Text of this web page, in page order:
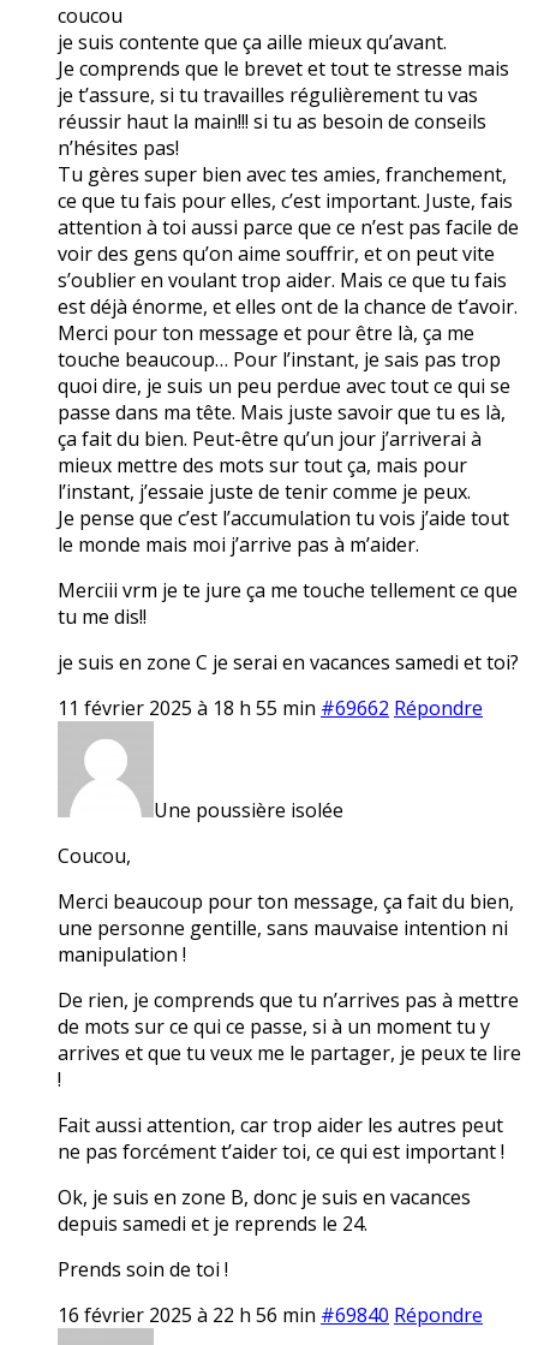
coucou
je suis contente que ça aille mieux qu’avant.
Je comprends que le brevet et tout te stresse mais
je t’assure, si tu travailles régulièrement tu vas
réussir haut la main!!! si tu as besoin de conseils
n’hésites pas!
Tu gères super bien avec tes amies, franchement,
ce que tu fais pour elles, c’est important. Juste, fais
attention à toi aussi parce que ce n’est pas facile de
voir des gens qu’on aime souffrir, et on peut vite
s’oublier en voulant trop aider. Mais ce que tu fais
est déjà énorme, et elles ont de la chance de t’avoir.
Merci pour ton message et pour être là, ça me
touche beaucoup… Pour l’instant, je sais pas trop
quoi dire, je suis un peu perdue avec tout ce qui se
passe dans ma tête. Mais juste savoir que tu es là,
ça fait du bien. Peut-être qu’un jour j’arriverai à
mieux mettre des mots sur tout ça, mais pour
l’instant, j’essaie juste de tenir comme je peux.
Je pense que c’est l’accumulation tu vois j’aide tout
le monde mais moi j’arrive pas à m’aider.
Merciii vrm je te jure ça me touche tellement ce que
tu me dis!!
je suis en zone C je serai en vacances samedi et toi?
11 février 2025 à 18 h 55 min #69662 Répondre
Une poussière isolée
Coucou,
Merci beaucoup pour ton message, ça fait du bien,
une personne gentille, sans mauvaise intention ni
manipulation !
De rien, je comprends que tu n’arrives pas à mettre
de mots sur ce qui ce passe, si à un moment tu y
arrives et que tu veux me le partager, je peux te lire
!
Fait aussi attention, car trop aider les autres peut
ne pas forcément t’aider toi, ce qui est important !
Ok, je suis en zone B, donc je suis en vacances
depuis samedi et je reprends le 24.
Prends soin de toi !
16 février 2025 à 22 h 56 min #69840 Répondre